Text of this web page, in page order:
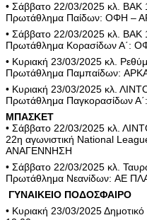
• Σάββατο 22/03/2025 κλ. ΒΑΚ
Πρωτάθλημα Παίδων: ΟΦΗ –
• Σάββατο 22/03/2025 κλ. ΒΑΚ
Πρωτάθλημα Κορασίδων Α΄:
• Κυριακή 23/03/2025 κλ.
Πρωτάθλημα Παμπαίδων:
• Κυριακή 23/03/2025 κλ.
Πρωτάθλημα Παγκορασίδων
ΜΠΑΣΚΕΤ
• Σάββατο 22/03/2025 κλ.
22η αγωνιστική National
ΑΝΑΓΕΝΝΗΣΗ
• Σάββατο 22/03/2025 κλ.
Πρωτάθλημα Νεανίδων: ΑΕ
ΓΥΝΑΙΚΕΙΟ ΠΟΔΟΣΦΑΙΡΟ
• Κυριακή 23/03/2025 Δημοτικό